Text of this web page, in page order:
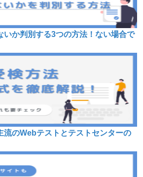
いか判別する3つの方法！ない場合で
流のWebテストとテストセンターの